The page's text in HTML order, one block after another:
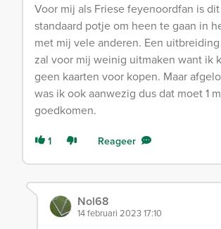
Voor mij als Friese feyenoordfan is
standaard potje om heen te gaan in
met mij vele anderen. Een
zal voor mij weinig uitmaken want ik
geen kaarten voor kopen. Maar
was ik ook aanwezig dus dat moet 1
goedkomen.
1 Reageer
Nol68
14 februari 2023 17:10